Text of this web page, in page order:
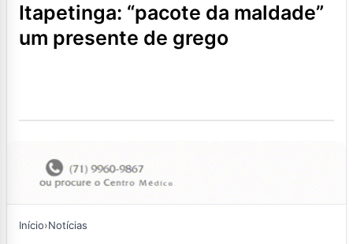
itapetinga: “pacote da maldade”
um presente de grego
Início›Notícias